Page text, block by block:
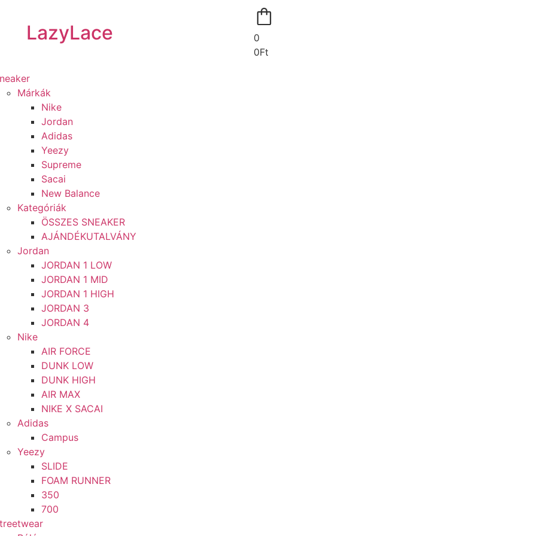
LazyLace
0
0Ft
Márkák
Nike
Jordan
Adidas
Yeezy
Supreme
Sacai
New Balance
Kategóriák
ÖSSZES SNEAKER
AJÁNDÉKUTALVÁNY
Jordan
JORDAN 1 LOW
JORDAN 1 MID
JORDAN 1 HIGH
JORDAN 3
JORDAN 4
Nike
AIR FORCE
DUNK LOW
DUNK HIGH
AIR MAX
NIKE X SACAI
Adidas
Campus
Yeezy
SLIDE
FOAM RUNNER
350
700